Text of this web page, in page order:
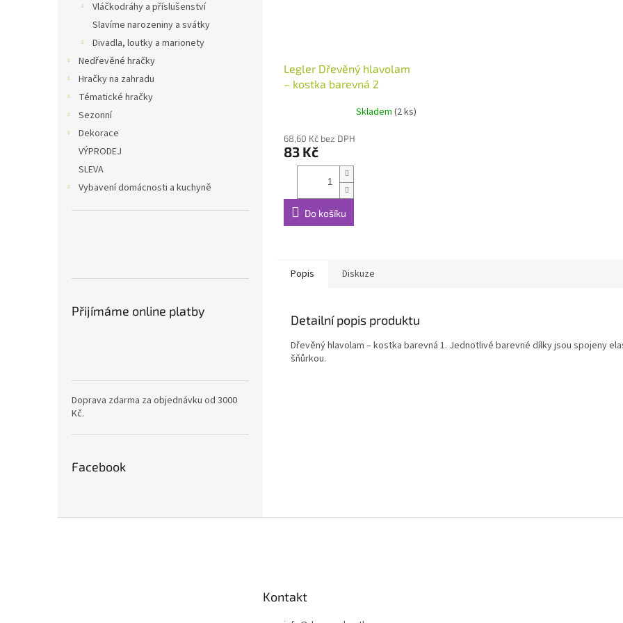
Vláčkodráhy a příslušenství
Slavíme narozeniny a svátky
Divadla, loutky a marionety
Nedřevěné hračky
Hračky na zahradu
Tématické hračky
Sezonní
Dekorace
VÝPRODEJ
SLEVA
Vybavení domácnosti a kuchyně
Přijímáme online platby
Doprava zdarma za objednávku od 3000
Kč.
Facebook
Legler Dřevěný hlavolam
– kostka barevná 2
Skladem (2 ks)
68,60 Kč bez DPH
83 Kč
Do košíku
Popis Diskuze
Detailní popis produktu
Dřevěný hlavolam – kostka barevná 1. Jednotlivé barevné dílky jsou spojeny
šňůrkou.
Kontakt